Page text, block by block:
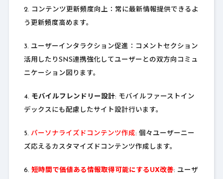
2. コンテンツ更新頻度向上：常に最新情報提供できるよ
う更新頻度高めます。
3. ユーザーインタラクション促進：コメントセクション
活用したりSNS連携強化してユーザーとの双方向コミュ
ニケーション図ります。
4. モバイルフレンドリー設計: モバイルファーストイン
デックスにも配慮したサイト設計行います。
5. パーソナライズドコンテンツ作成: 個々ユーザーニー
ズ応えるカスタマイズドコンテンツ作成します。
6. 短時間で価値ある情報取得可能にするUX改善: ユーザ